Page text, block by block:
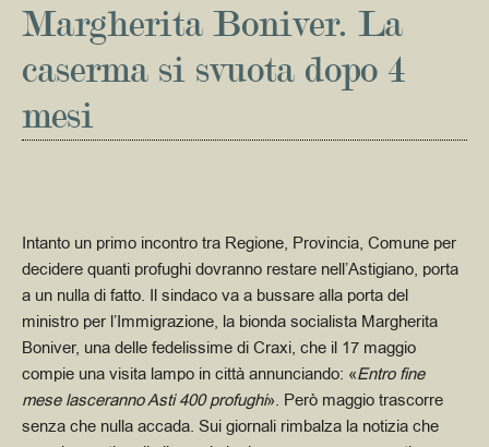
Margherita Boniver. La
caserma si svuota dopo 4
mesi
Intanto un primo incontro tra Regione, Provincia, Comune per
decidere quanti profughi dovranno restare nell’Astigiano, porta
a un nulla di fatto. Il sindaco va a bussare alla porta del
ministro per l’Immigrazione, la bionda socialista Margherita
Boniver, una delle fedelissime di Craxi, che il 17 maggio
compie una visita lampo in città annunciando: «Entro fine
mese lasceranno Asti 400 profughi». Però maggio trascorre
senza che nulla accada. Sui giornali rimbalza la notizia che